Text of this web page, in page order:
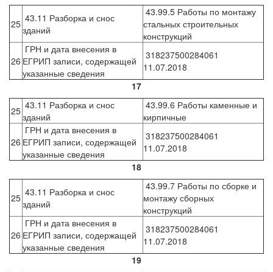
25 43.11 Разборка и снос
зданий
43.99.5 Работы по монтажу
стальных строительных
конструкций
26
ГРН и дата внесения в
ЕГРИП записи, содержащей
указанные сведения
318237500284061
11.07.2018
17
25 43.11 Разборка и снос
зданий
43.99.6 Работы каменные и
кирпичные
26
ГРН и дата внесения в
ЕГРИП записи, содержащей
указанные сведения
318237500284061
11.07.2018
18
25 43.11 Разборка и снос
зданий
43.99.7 Работы по сборке и
монтажу сборных
конструкций
26
ГРН и дата внесения в
ЕГРИП записи, содержащей
указанные сведения
318237500284061
11.07.2018
19